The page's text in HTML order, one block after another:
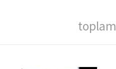
toplam